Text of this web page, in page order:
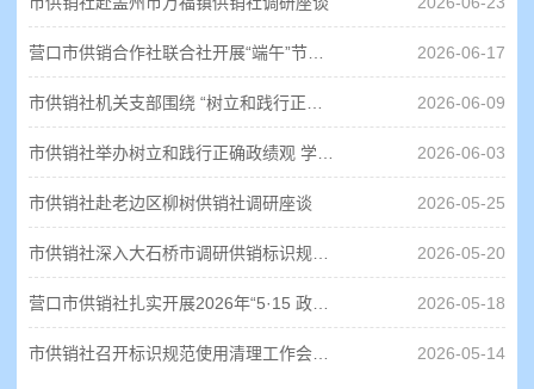
2026-06-17
2026-06-09
2026-06-03
市供销社赴老边区柳树供销社调研座谈 2026-05-25
2026-05-20
2026-05-18
2026-05-14